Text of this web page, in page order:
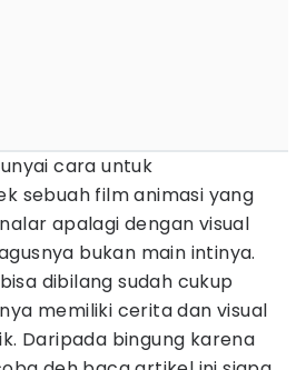
cara untuk
sebuah film animasi yang
apalagi dengan visual
bukan main intinya.
dibilang sudah cukup
memiliki cerita dan visual
Daripada bingung karena